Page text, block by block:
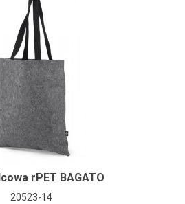
rPET BAGATO
20523-14